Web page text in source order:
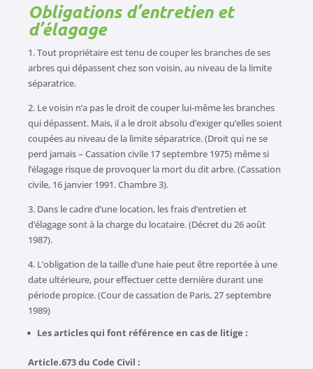
Obligations d’entretien et
d’élagage
1. Tout propriétaire est tenu de couper les branches de ses
arbres qui dépassent chez son voisin, au niveau de la limite
séparatrice.
2. Le voisin n’a pas le droit de couper lui-même les branches
qui dépassent. Mais, il a le droit absolu d’exiger qu’elles soient
coupées au niveau de la limite séparatrice. (Droit qui ne se
perd jamais – Cassation civile 17 septembre 1975) même si
l’élagage risque de provoquer la mort du dit arbre. (Cassation
civile, 16 janvier 1991. Chambre 3).
3. Dans le cadre d’une location, les frais d’entretien et
d’élagage sont à la charge du locataire. (Décret du 26 août
1987).
4. L’obligation de la taille d’une haie peut être reportée à une
date ultérieure, pour effectuer cette dernière durant une
période propice. (Cour de cassation de Paris, 27 septembre
1989)
Les articles qui font référence en cas de litige :
Article.673 du Code Civil :